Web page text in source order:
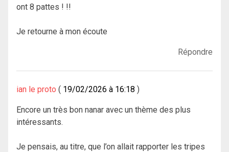
ont 8 pattes ! !!
Je retourne à mon écoute
Répondre
ian le proto 19/02/2026 à 16:18
Encore un très bon nanar avec un thème des plus
intéressants.
Je pensais, au titre, que l’on allait rapporter les tripes